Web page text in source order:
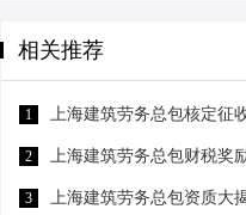
相关推荐
1 上海建筑劳务总包核定征收：节税新
2 上海建筑劳务总包财税奖励揭秘：节
3 上海建筑劳务总包资质大揭秘！0元注册，轻松成